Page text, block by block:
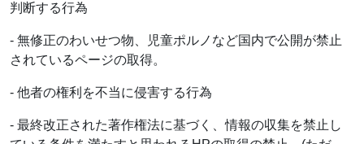
判断する行為
- 無修正のわいせつ物、児童ポルノなど国内で公開が禁止
されているページの取得。
- 他者の権利を不当に侵害する行為
- 最終改正された著作権法に基づく、情報の収集を禁止し